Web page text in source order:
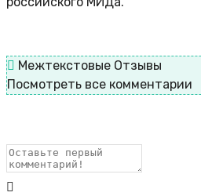
Межтекстовые Отзывы
Посмотреть все комментарии